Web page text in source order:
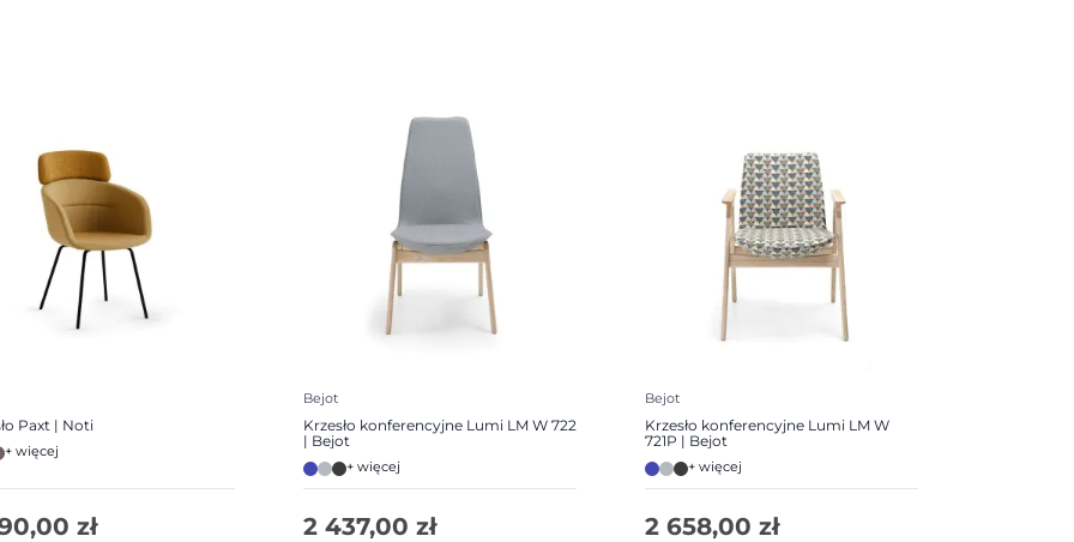
Paxt | Noti
+ więcej
zł
Bejot
Krzesło konferencyjne Lumi LM W 722
| Bejot
+ więcej
2 437,00 zł
Bejot
Krzesło konferencyjne Lumi LM W
721P | Bejot
+ więcej
2 658,00 zł